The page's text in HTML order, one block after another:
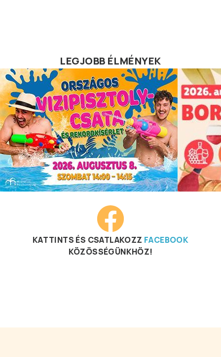
LEGJOBB ÉLMÉNYEK
KATTINTS ÉS CSATLAKOZZ FACEBOOK
KÖZÖSSÉGÜNKHÖZ!